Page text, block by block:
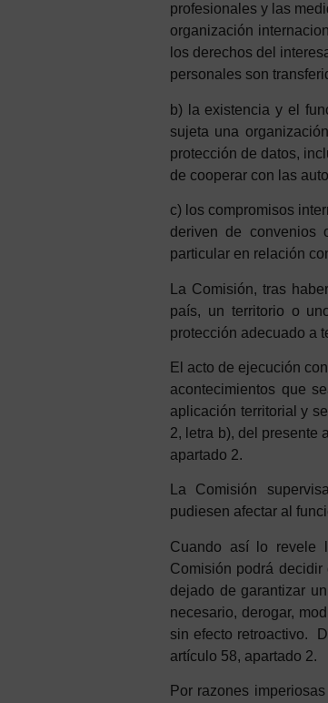
profesionales y las
organización
los derechos del
personales son
b) la existencia y el
sujeta una
protección de datos,
de cooperar con las
c) los compromisos
deriven de convenios
particular en relación
La Comisión, tras
país, un territorio o
protección adecuado a
El acto de ejecución
acontecimientos que
aplicación territorial y
2, letra b), del presente
apartado 2.
La Comisión
pudiesen afectar al
Cuando así lo revele
Comisión podrá
dejado de garantizar
necesario, derogar,
sin efecto retroactivo.
artículo 58, apartado 2.
Por razones